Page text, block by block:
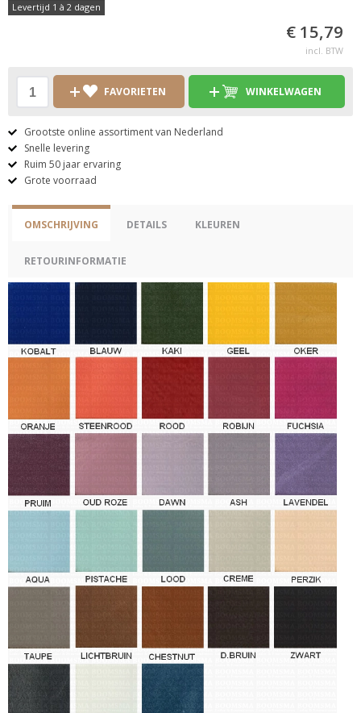
Levertijd 1 à 2 dagen
€ 15,79
incl. BTW
FAVORIETEN WINKELWAGEN
Grootste online assortiment van Nederland
Snelle levering
Ruim 50 jaar ervaring
Grote voorraad
OMSCHRIJVING DETAILS KLEUREN
RETOURINFORMATIE